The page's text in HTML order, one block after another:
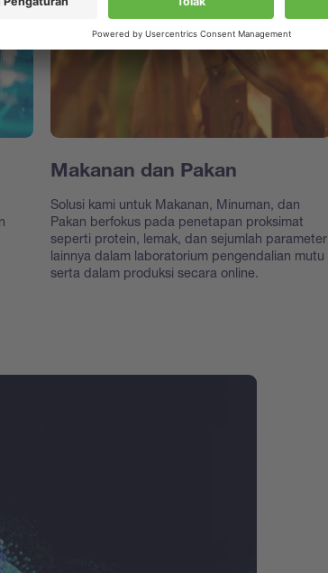
Makanan dan Pakan
Solusi kami untuk Makanan, Minuman, dan
Pakan berfokus pada penetapan proksimat
seperti protein, lemak, dan sejumlah parameter
lainnya dalam laboratorium pengendalian mutu
serta dalam produksi secara online.